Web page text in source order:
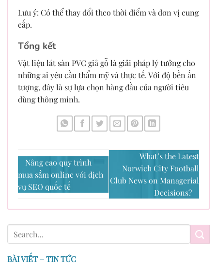
Lưu ý: Có thể thay đổi theo thời điểm và đơn vị cung
cấp.
Tổng kết
Vật liệu lát sàn PVC giả gỗ là giải pháp lý tưởng cho
những ai yêu cầu thẩm mỹ và thực tế. Với độ bền ấn
tượng, đây là sự lựa chọn hàng đầu của người tiêu
dùng thông minh.
Nâng cao quy trình
mua sắm online với dịch
vụ SEO quốc tế
What’s the Latest
Norwich City Football
Club News on Managerial
Decisions?
BÀI VIẾT – TIN TỨC